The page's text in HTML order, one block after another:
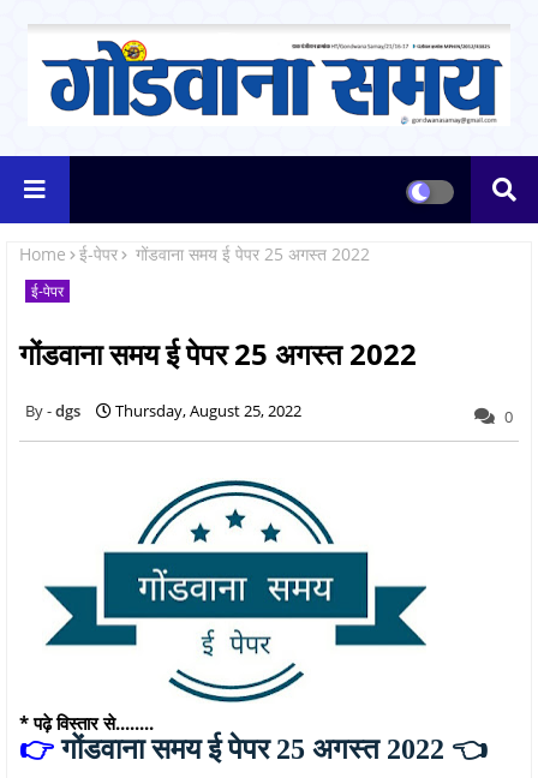
Home ई-पेपर गोंडवाना समय ई पेपर 25 अगस्त 2022
ई-पेपर
गोंडवाना समय ई पेपर 25 अगस्त 2022
dgs Thursday, August 25, 2022 0
* पढ़े विस्तार से........
👉गोंडवाना समय ई पेपर 25 अगस्त 2022 👈